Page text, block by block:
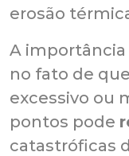
erosão
A importância
no fato de
excessivo ou
pontos pode
catastróficas